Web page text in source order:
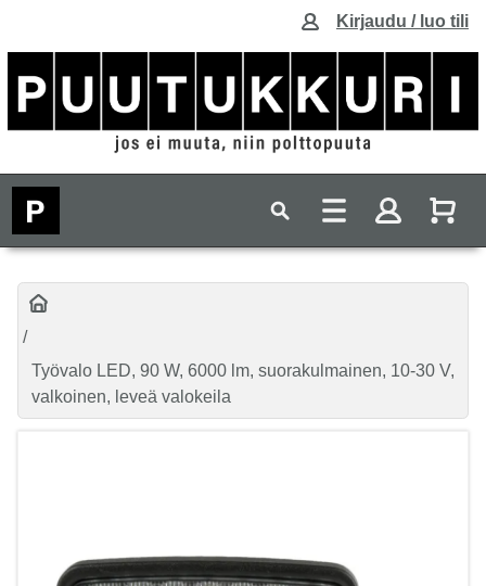
Kirjaudu / luo tili
Työvalo LED, 90 W, 6000 lm, suorakulmainen, 10-30 V,
valkoinen, leveä valokeila